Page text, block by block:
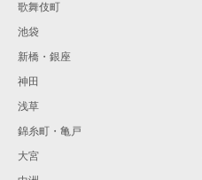
歌舞伎町
池袋
新橋・銀座
神田
浅草
錦糸町・亀戸
大宮